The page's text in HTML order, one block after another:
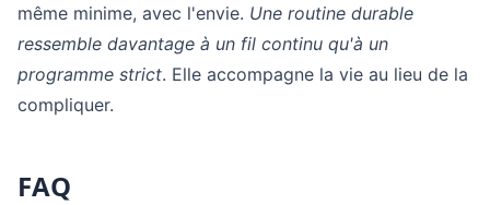
même minime, avec l'envie. Une routine durable
ressemble davantage à un fil continu qu'à un
programme strict. Elle accompagne la vie au lieu de la
compliquer.
FAQ